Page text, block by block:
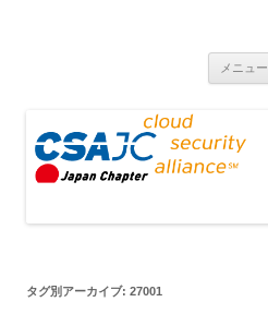
メニュー
タグ別アーカイブ: 27001